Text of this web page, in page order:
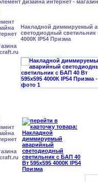
Накладной диммируемый
светодиодный светильник
4000К IP54 Призма